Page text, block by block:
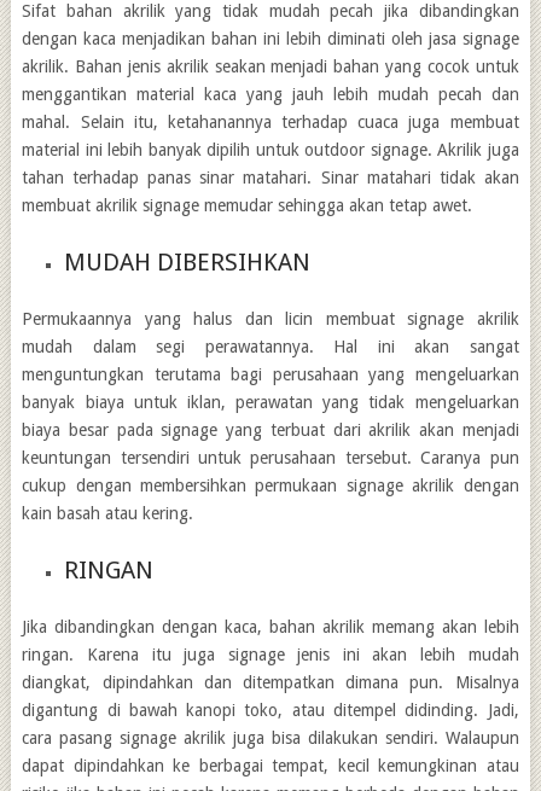
Sifat bahan akrilik yang tidak mudah pecah jika dibandingkan
dengan kaca menjadikan bahan ini lebih diminati oleh jasa signage
akrilik. Bahan jenis akrilik seakan menjadi bahan yang cocok untuk
menggantikan material kaca yang jauh lebih mudah pecah dan
mahal. Selain itu, ketahanannya terhadap cuaca juga membuat
material ini lebih banyak dipilih untuk outdoor signage. Akrilik juga
tahan terhadap panas sinar matahari. Sinar matahari tidak akan
membuat akrilik signage memudar sehingga akan tetap awet.
MUDAH DIBERSIHKAN
Permukaannya yang halus dan licin membuat signage akrilik
mudah dalam segi perawatannya. Hal ini akan sangat
menguntungkan terutama bagi perusahaan yang mengeluarkan
banyak biaya untuk iklan, perawatan yang tidak mengeluarkan
biaya besar pada signage yang terbuat dari akrilik akan menjadi
keuntungan tersendiri untuk perusahaan tersebut. Caranya pun
cukup dengan membersihkan permukaan signage akrilik dengan
kain basah atau kering.
RINGAN
Jika dibandingkan dengan kaca, bahan akrilik memang akan lebih
ringan. Karena itu juga signage jenis ini akan lebih mudah
diangkat, dipindahkan dan ditempatkan dimana pun. Misalnya
digantung di bawah kanopi toko, atau ditempel didinding. Jadi,
carapasang signage akrilikjuga bisa dilakukan sendiri. Walaupun
dapat dipindahkan ke berbagai tempat, kecil kemungkinan atau